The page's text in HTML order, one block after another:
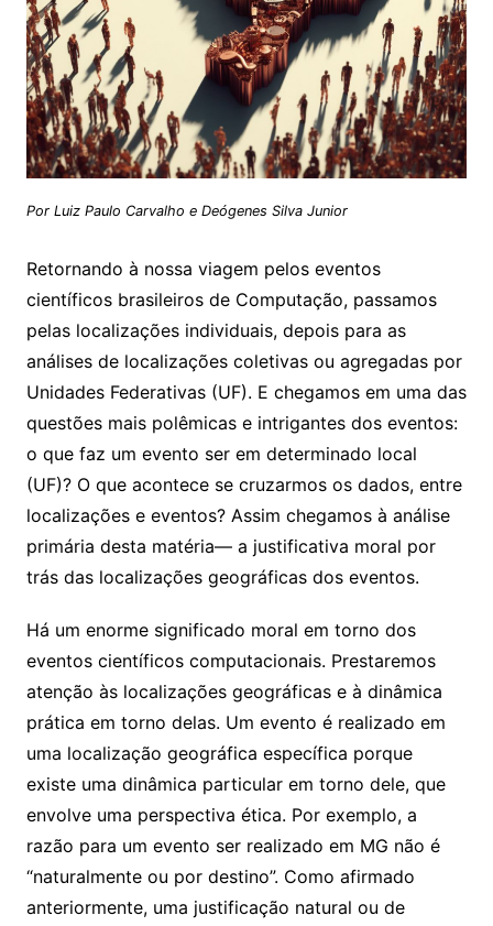
Por Luiz Paulo Carvalho e Deógenes Silva Junior
Retornando à nossa viagem pelos eventos
científicos brasileiros de Computação, passamos
pelas localizações individuais, depois para as
análises de localizações coletivas ou agregadas por
Unidades Federativas (UF). E chegamos em uma das
questões mais polêmicas e intrigantes dos eventos:
o que faz um evento ser em determinado local
(UF)? O que acontece se cruzarmos os dados, entre
localizações e eventos? Assim chegamos à análise
primária desta matéria— a justificativa moral por
trás das localizações geográficas dos eventos.
Há um enorme significado moral em torno dos
eventos científicos computacionais. Prestaremos
atenção às localizações geográficas e à dinâmica
prática em torno delas. Um evento é realizado em
uma localização geográfica específica porque
existe uma dinâmica particular em torno dele, que
envolve uma perspectiva ética. Por exemplo, a
razão para um evento ser realizado em MG não é
“naturalmente ou por destino”. Como afirmado
anteriormente, uma justificação natural ou de